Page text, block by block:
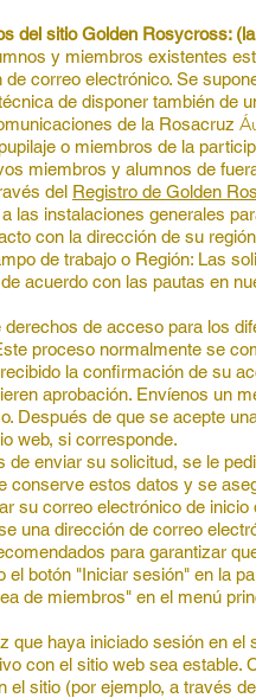
del sitio Golden Rosycross:
y miembros existentes
correo electrónico. Se
de disponer también de
de la Rosacruz Á
o miembros de la
miembros y alumnos de
del Registro de Golden
las instalaciones generales
con la dirección de su
de trabajo o Región: Las
acuerdo con las pautas en
de acceso para los
proceso normalmente se
la confirmación de su
aprobación. Envíenos un
Después de que se acepte
web, si corresponde.
enviar su solicitud, se le
estos datos y se
su correo electrónico de
una dirección de correo
para garantizar
botón "Iniciar sesión" en la
de miembros" en el menú
haya iniciado sesión en
con el sitio web sea
sitio (por ejemplo, a través